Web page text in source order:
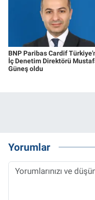
BNP Paribas Cardif
İç Denetim Direktörü
Güneş oldu
Yorumlar